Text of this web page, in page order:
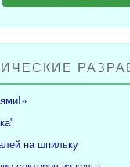
на шпильку